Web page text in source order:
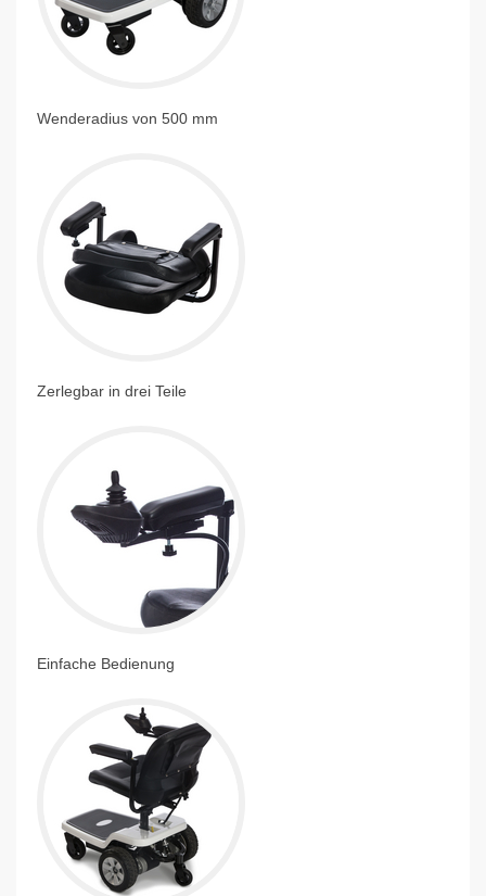
Wenderadius von 500 mm
Zerlegbar in drei Teile
Einfache Bedienung